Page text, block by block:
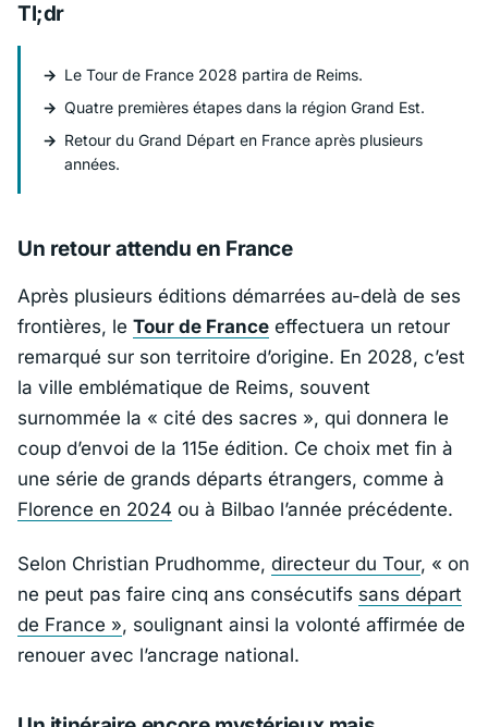
Tl;dr
Le Tour de France 2028 partira de Reims.
Quatre premières étapes dans la région Grand Est.
Retour du Grand Départ en France après plusieurs
années.
Un retour attendu en France
Après plusieurs éditions démarrées au-delà de ses
frontières, le Tour de France effectuera un retour
remarqué sur son territoire d’origine. En 2028, c’est
la ville emblématique de Reims, souvent
surnommée la « cité des sacres », qui donnera le
coup d’envoi de la 115e édition. Ce choix met fin à
une série de grands départs étrangers, comme à
Florence en 2024 ou à Bilbao l’année précédente.
Selon Christian Prudhomme, directeur du Tour, « on
ne peut pas faire cinq ans consécutifs sans départ
de France », soulignant ainsi la volonté affirmée de
renouer avec l’ancrage national.